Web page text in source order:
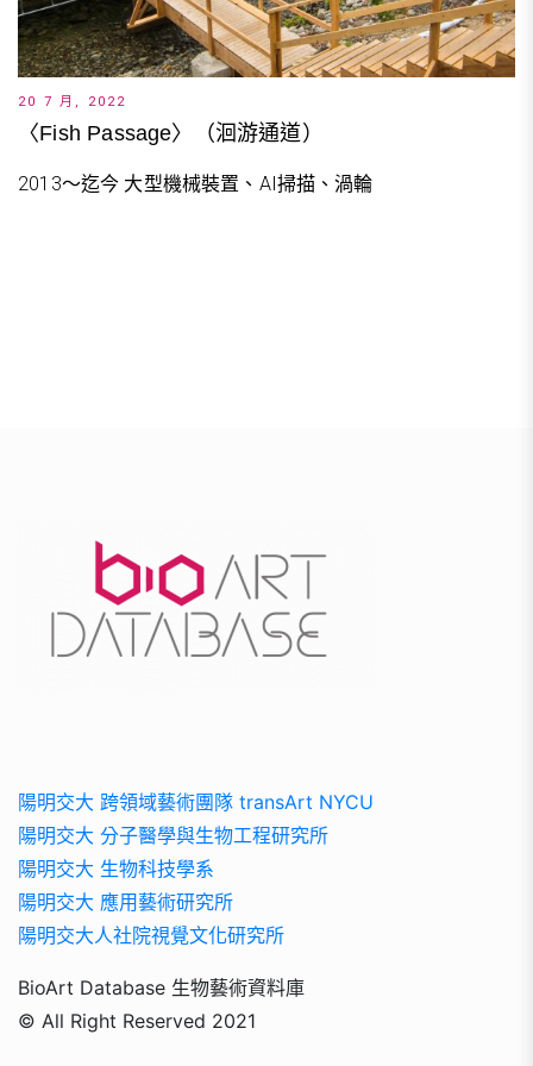
20 7 月, 2022
〈Fish Passage〉（洄游通道）
2013～迄今 大型機械裝置、AI掃描、渦輪
陽明交大 跨領域藝術團隊 transArt NYCU
陽明交大 分子醫學與生物工程研究所
陽明交大 生物科技學系
陽明交大 應用藝術研究所
陽明交大人社院視覺文化研究所
BioArt Database 生物藝術資料庫
© All Right Reserved 2021